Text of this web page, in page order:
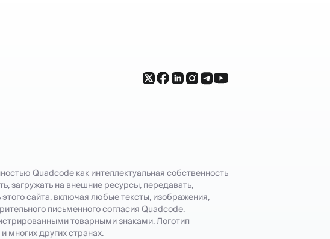
Quadcode как интеллектуальная собственность
загружать на внешние ресурсы, передавать,
сайта, включая любые тексты, изображения,
письменного согласия Quadcode.
товарными знаками. Логотип
многих других странах.